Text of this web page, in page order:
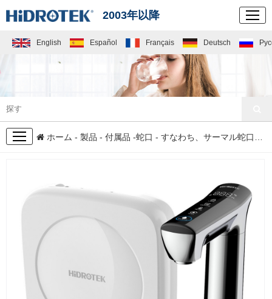
2003年以降
English Español Français Deutsch
製品
ホーム - 製品 - 付属品 -蛇口 - すなわち、サーマル蛇口H 12